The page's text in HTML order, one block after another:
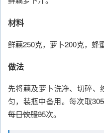
材料
鲜藕250克，萝卜200克，蜂
做法
先将藕及萝卜洗净、切碎、
匀，装瓶中备用。每次取30
每日饮服35次。